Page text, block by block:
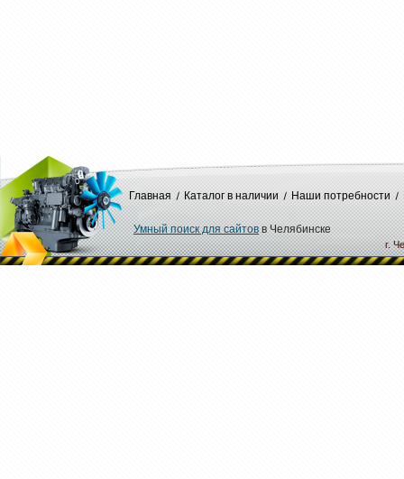
Главная Каталог в наличии Наши потребности
Умный поиск для сайтовв Челябинске
г.